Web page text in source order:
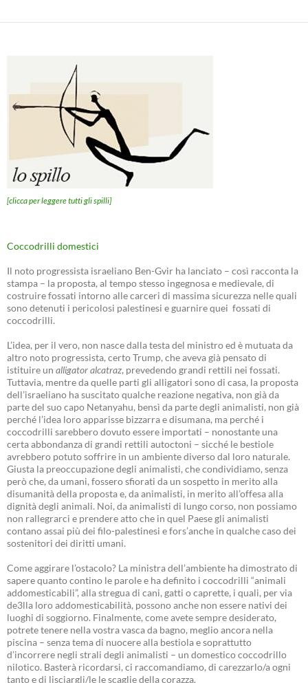
[clicca per leggere tutti gli spilli]
Coccodrilli domestici
Il noto progressista israeliano Ben-Gvir ha lanciato – così racconta la
stampa – la proposta, al tempo stesso ingegnosa e medievale, di
costruire fossati intorno alle carceri di massima sicurezza nelle quali
sono detenuti i pericolosi palestinesi e guarnire quei fossati di
coccodrilli.
L’idea, per il vero, non nasce dalla testa del ministro ed è mutuata da
altro noto progressista, certo Trump, che aveva già pensato di
istituire un alligator alcatraz, prevedendo grandi rettili nei fossati.
Tuttavia, mentre da quelle parti gli alligatori sono di casa, la proposta
dell’israeliano ha suscitato qualche reazione negativa, non già da
parte del suo capo Netanyahu, bensì da parte degli animalisti, non già
perché l’idea loro apparisse bizzarra e disumana, ma perché i
coccodrilli sarebbero dovuto essere importati – nonostante una
certa abbondanza di grandi rettili autoctoni – sicché le bestiole
avrebbero potuto soffrire in un ambiente diverso dal loro naturale.
Giusta la preoccupazione degli animalisti, che condividiamo, senza
però che, da umani, fossero sfiorati da un sospetto in merito alla
disumanità della proposta e, da animalisti, in merito all’offesa alla
dignità degli animali. Noi, da animalisti di lungo corso, non possiamo
non rallegrarci e prendere atto che in quel Paese gli animalisti
contano assai più dei filo-palestinesi e fors’anche in qualche caso dei
sostenitori dei diritti umani.
Come aggirare l’ostacolo? La ministra dell’ambiente ha dimostrato di
sapere quanto contino le parole e ha definito i coccodrilli “animali
addomesticabili”, alla stregua di cani, gatti o caprette, i quali, per via
de3lla loro addomesticabilità, possono anche non essere nativi dei
luoghi di soggiorno. Finalmente, come avete sempre desiderato,
potrete tenere nella vostra vasca da bagno, meglio ancora nella
piscina – senza tema di nuocere alla bestiola e soprattutto
d’incorrere negli strali degli animalisti – un domestico coccodrillo
nilotico. Basterà ricordarsi, ci raccomandiamo, di carezzarlo/a ogni
tanto e di lisciargli/le le scaglie della corazza.